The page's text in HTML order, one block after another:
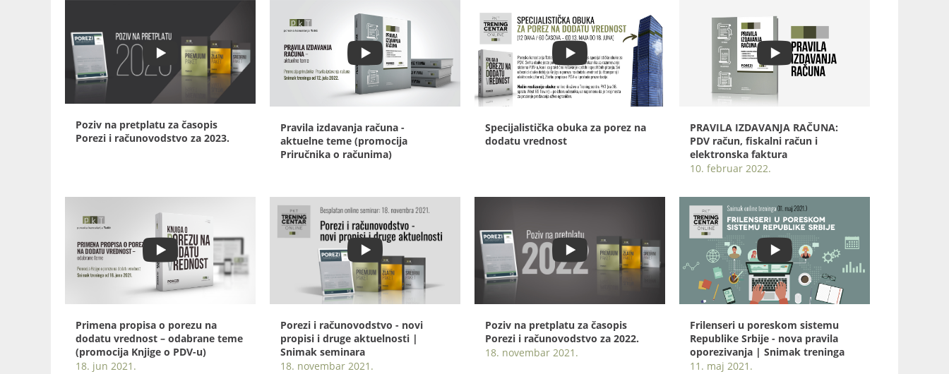
Poziv na pretplatu za časopis
Porezi i računovodstvo za 2023.
Pravila izdavanja računa -
aktuelne teme (promocija
Priručnika o računima)
Specijalistička obuka za porez na
dodatu vrednost
PRAVILA IZDAVANJA RAČUNA:
PDV račun, fiskalni račun i
elektronska faktura
10. februar 2022.
Primena propisa o porezu na
dodatu vrednost – odabrane teme
(promocija Knjige o PDV-u)
18. jun 2021.
Porezi i računovodstvo - novi
propisi i druge aktuelnosti |
Snimak seminara
18. novembar 2021.
Poziv na pretplatu za časopis
Porezi i računovodstvo za 2022.
18. novembar 2021.
Frilenseri u poreskom sistemu
Republike Srbije - nova pravila
oporezivanja | Snimak treninga
11. maj 2021.